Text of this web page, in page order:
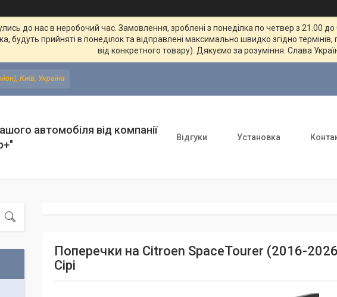
до нас в неробочий час. Замовлення, зроблені з понеділка по четвер з 21.00
будуть прийняті в понеділок та відправлені максимально швидко згідно
від конкретного товару). Дякуємо за розуміння. Слава
Київ, Україна
автомобіля від компанії
Відгуки Установка
Поперечки на Citroen SpaceTourer (2016-
Сірі